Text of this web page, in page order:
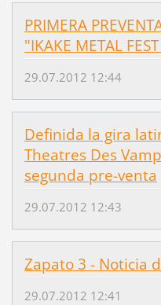
PRIMERA
"IKAKE METAL
29.07.2012 12:44
Definida la gira
Theatres Des
segunda pre-venta
29.07.2012 12:43
Zapato 3 - Noticia
29.07.2012 12:41